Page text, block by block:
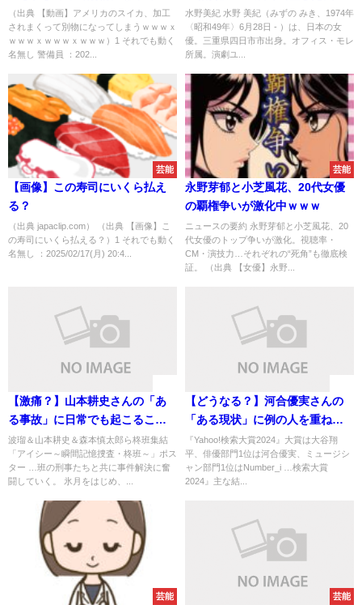
まうｗｗｗｘｗｗｗｘｗｗｗｘ
ｗｗｗ
（出典 【動画】アメリカのスイカ、加工
されまくって別物になってしまうｗｗｗｘ
ｗｗｗｘｗｗｗｘｗｗｗ）1 それでも動く
名無し 警備員 ：202...
子が“快挙” 「非常に喜ばし
い」「ほっこり」大反響！
水野美紀 水野 美紀（みずの みき、1974年
〈昭和49年〉6月28日 - ）は、日本の女
優。三重県四日市市出身。オフィス・モレ
所属。演劇ユ...
芸能
【画像】この寿司にいくら払え
る？
（出典 japaclip.com） （出典 【画像】こ
の寿司にいくら払える？）1 それでも動く
名無し ：2025/02/17(月) 20:4...
芸能
永野芽郁と小芝風花、20代女優
の覇権争いが激化中ｗｗｗ
ニュースの要約 永野芽郁と小芝風花、20
代女優のトップ争いが激化。視聴率・
CM・演技力…それぞれの“死角”も徹底検
証。 （出典 【女優】永野...
【激痛？】山本耕史さんの「あ
る事故」に日常でも起こること
に怖さを感じる事態に
波瑠＆山本耕史＆森本慎太郎ら柊班集結
「アイシー～瞬間記憶捜査・柊班～」ポス
ター …班の刑事たちと共に事件解決に奮
闘していく。 氷月をはじめ、...
【どうなる？】河合優実さんの
「ある現状」に例の人を重ねる
ことに
『Yahoo!検索大賞2024』大賞は大谷翔
平、俳優部門1位は河合優実、ミュージシ
ャン部門1位はNumber_i …検索大賞
2024』主な結...
芸能 芸能